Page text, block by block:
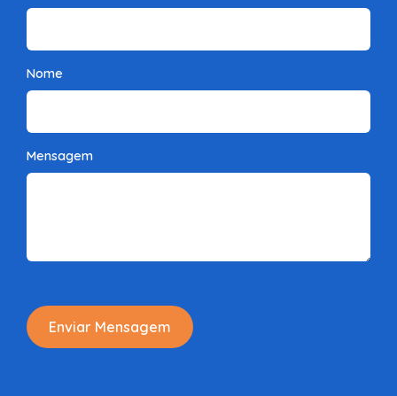
Nome
Mensagem
Enviar Mensagem